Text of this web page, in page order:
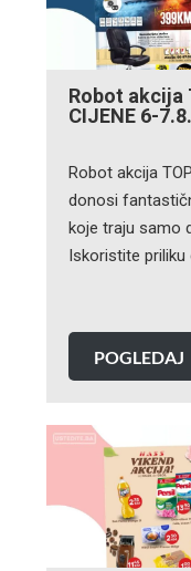
Robot akcija
CIJENE 6-
Robot akcija
donosi
koje traju samo
Iskoristite priliku
POGLEDAJ